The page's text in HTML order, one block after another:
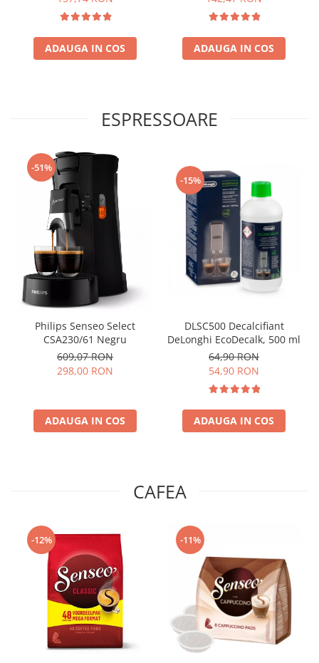
ADAUGA IN COS ADAUGA IN COS
ESPRESSOARE
-51%
Philips Senseo Select
CSA230/61 Negru
609,07 RON
298,00 RON
ADAUGA IN COS
-15%
DLSC500 Decalcifiant
DeLonghi EcoDecalk, 500 ml
64,90 RON
54,90 RON
ADAUGA IN COS
CAFEA
-12% -11%